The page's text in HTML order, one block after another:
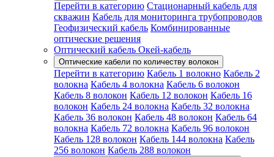
Перейти в категорию Стационарный кабель для
скважин Кабель для мониторинга трубопроводов
Геофизический кабель Комбинированные
оптические решения
Оптический кабель Окей-кабель
Оптические кабели по количеству волокон
Перейти в категорию Кабель 1 волокно Кабель 2
волокна Кабель 4 волокна Кабель 6 волокон
Кабель 8 волокон Кабель 12 волокон Кабель 16
волокон Кабель 24 волокна Кабель 32 волокна
Кабель 36 волокон Кабель 48 волокон Кабель 64
волокна Кабель 72 волокна Кабель 96 волокон
Кабель 128 волокон Кабель 144 волокна Кабель
256 волокон Кабель 288 волокон